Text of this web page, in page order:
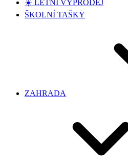
☀️ LETNÍ VÝPRODEJ
ŠKOLNÍ TAŠKY
ZAHRADA